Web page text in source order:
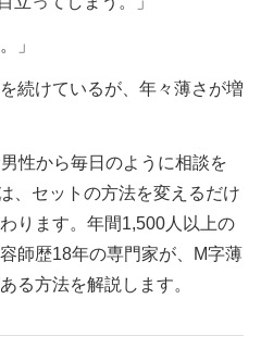
」
続けているが、年々薄さが増
性から毎日のように相談を
、セットの方法を変えるだけ
ります。年間1,500人以上の
師歴18年の専門家が、M字薄
る方法を解説します。